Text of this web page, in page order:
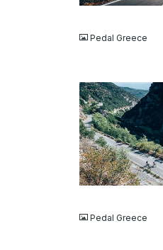
JPG
Pedal Greece
JPG
Pedal Greece